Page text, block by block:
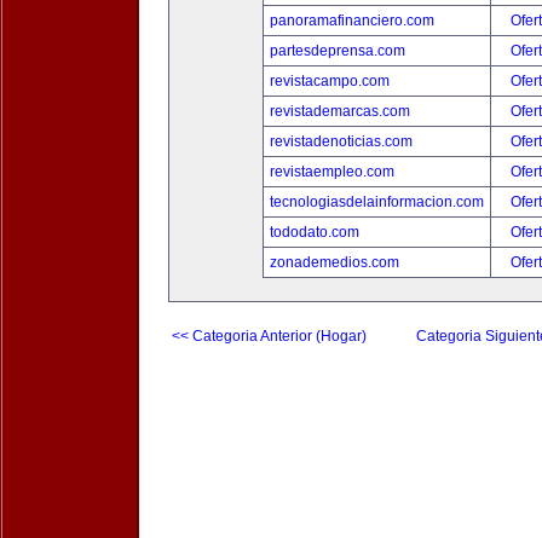
panoramafinanciero.com
partesdeprensa.com
revistacampo.com
revistademarcas.com
revistadenoticias.com
revistaempleo.com
tecnologiasdelainformacion.com
tododato.com
zonademedios.com
<< Categoria Anterior (Hogar) Categoria